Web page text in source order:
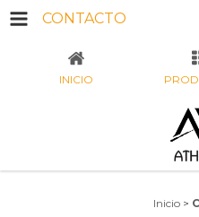
CONTACTO
INICIO
Inicio >